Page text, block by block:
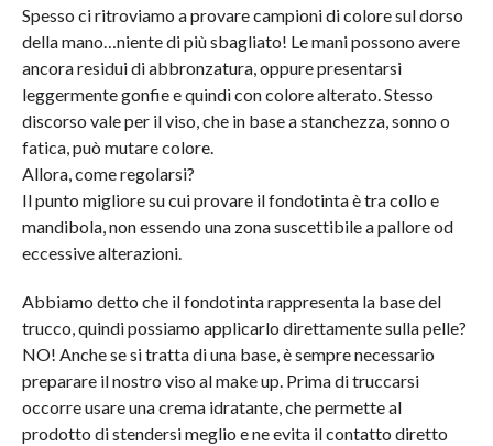
Spesso ci ritroviamo a provare campioni di colore sul dorso
della mano…niente di più sbagliato! Le mani possono avere
ancora residui di abbronzatura, oppure presentarsi
leggermente gonfie e quindi con colore alterato. Stesso
discorso vale per il viso, che in base a stanchezza, sonno o
fatica, può mutare colore.
Allora, come regolarsi?
Il punto migliore su cui provare il fondotinta è tra collo e
mandibola, non essendo una zona suscettibile a pallore od
eccessive alterazioni.
Abbiamo detto che il fondotinta rappresenta la base del
trucco, quindi possiamo applicarlo direttamente sulla pelle?
NO! Anche se si tratta di una base, è sempre necessario
preparare il nostro viso al make up. Prima di truccarsi
occorre usare una crema idratante, che permette al
prodotto di stendersi meglio e ne evita il contatto diretto